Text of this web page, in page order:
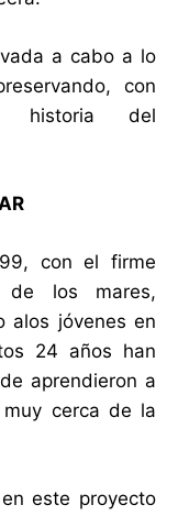
a cabo a lo
con
historia del
con el firme
los mares,
alos jóvenes en
24 años han
aprendieron a
cerca de la
este proyecto